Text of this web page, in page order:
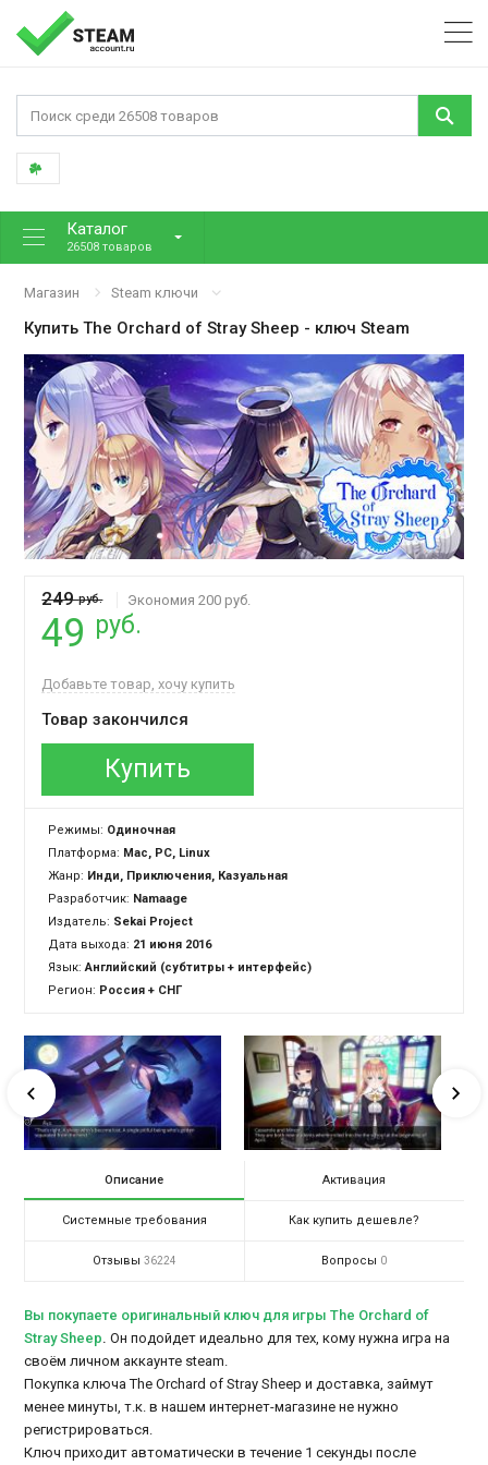
Каталог
26508 товаров
Магазин Steam ключи
КупитьThe Orchard of Stray Sheep - ключ Steam
249руб. Экономия 200 руб.
49 руб.
Добавьте товар, хочу купить
Товар закончился
Купить
Режимы: Одиночная
Платформа: Mac, PC, Linux
Жанр: Инди, Приключения, Казуальная
Разработчик: Namaage
Издатель: Sekai Project
Дата выхода: 21 июня 2016
Язык:Английский (субтитры + интерфейс)
Регион: Россия + СНГ
Описание Активация
Системные требования Как купить дешевле?
Отзывы 36224 Вопросы 0
Вы покупаете оригинальный ключ для игры The Orchard of
Stray Sheep. Он подойдет идеально для тех, кому нужна игра на
своём личном аккаунте steam.
Покупка ключа The Orchard of Stray Sheep и доставка, займут
менее минуты, т.к. в нашем интернет-магазине не нужно
регистрироваться.
Ключ приходит автоматически в течение 1 секунды после